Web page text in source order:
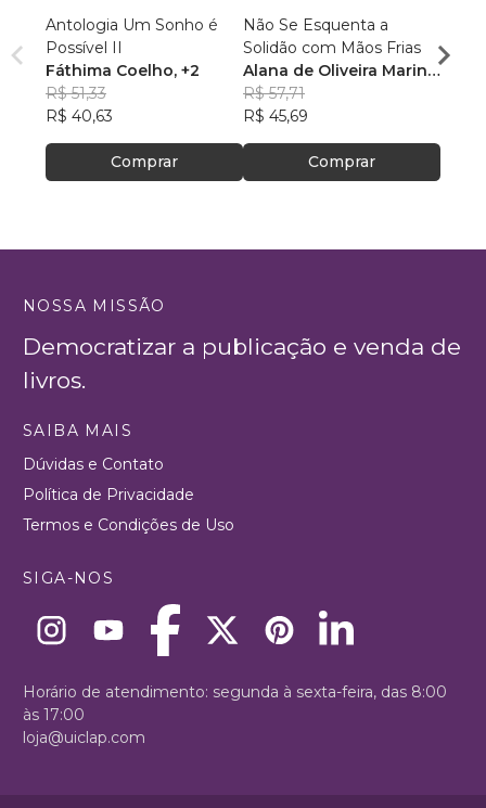
Antologia Um Sonho é
Possível II
Fáthima Coelho, +2
R$ 51,33
R$ 40,63
Comprar
Não Se Esquenta a
Solidão com Mãos Frias
Alana de Oliveira Marin,
+2
R$ 57,71
R$ 45,69
Comprar
R$
NOSSA MISSÃO
Democratizar a publicação e venda de
livros.
SAIBA MAIS
Dúvidas e Contato
Política de Privacidade
Termos e Condições de Uso
SIGA-NOS
Horário de atendimento: segunda à sexta-feira, das 8:00
às 17:00
loja@uiclap.com